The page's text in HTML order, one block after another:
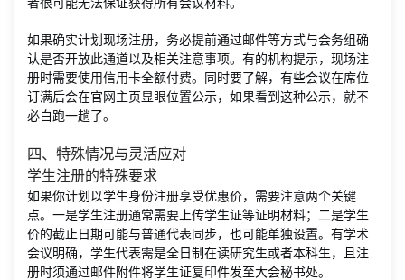
如果确实计划现场注册，务必提前通过邮件等方式与会务组确
认是否开放此通道以及相关注意事项。有的机构提示，现场注
册时需要使用信用卡全额付费。同时要了解，有些会议在席位
订满后会在官网主页显眼位置公示，如果看到这种公示，就不
必白跑一趟了。
四、特殊情况与灵活应对
学生注册的特殊要求
如果你计划以学生身份注册享受优惠价，需要注意两个关键
点。一是学生注册通常需要上传学生证等证明材料；二是学生
价的截止日期可能与普通代表同步，也可能单独设置。有学术
会议明确，学生代表需是全日制在读研究生或者本科生，且注
册时须通过邮件附件将学生证复印件发至大会秘书处。